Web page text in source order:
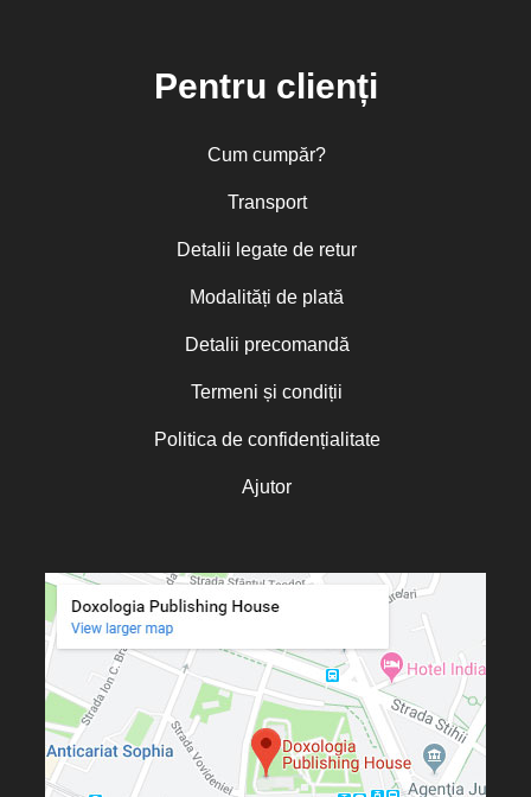
Pentru clienți
Cum cumpăr?
Transport
Detalii legate de retur
Modalități de plată
Detalii precomandă
Termeni și condiții
Politica de confidențialitate
Ajutor